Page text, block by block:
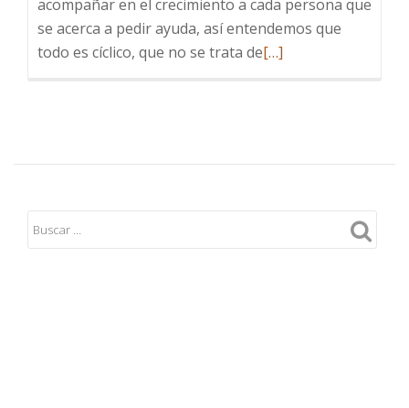
acompañar en el crecimiento a cada persona que
se acerca a pedir ayuda, así entendemos que
todo es cíclico, que no se trata deLeer
espiral
[…]